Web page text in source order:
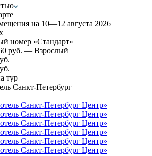
на 10—12 августа 2026
номер «Стандарт»
руб. — Взрослый
тур
Санкт-Петербург